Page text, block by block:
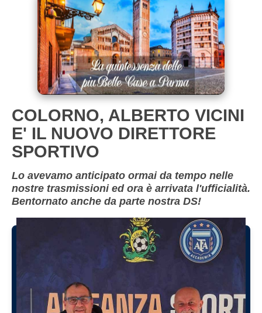
COLORNO, ALBERTO VICINI
E' IL NUOVO DIRETTORE
SPORTIVO
Lo avevamo anticipato ormai da tempo nelle
nostre trasmissioni ed ora è arrivata l'ufficialità.
Bentornato anche da parte nostra DS!